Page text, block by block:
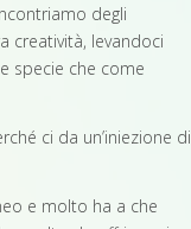
degli
creatività, levandoci
specie che come
ci da un’iniezione di
e molto ha a che